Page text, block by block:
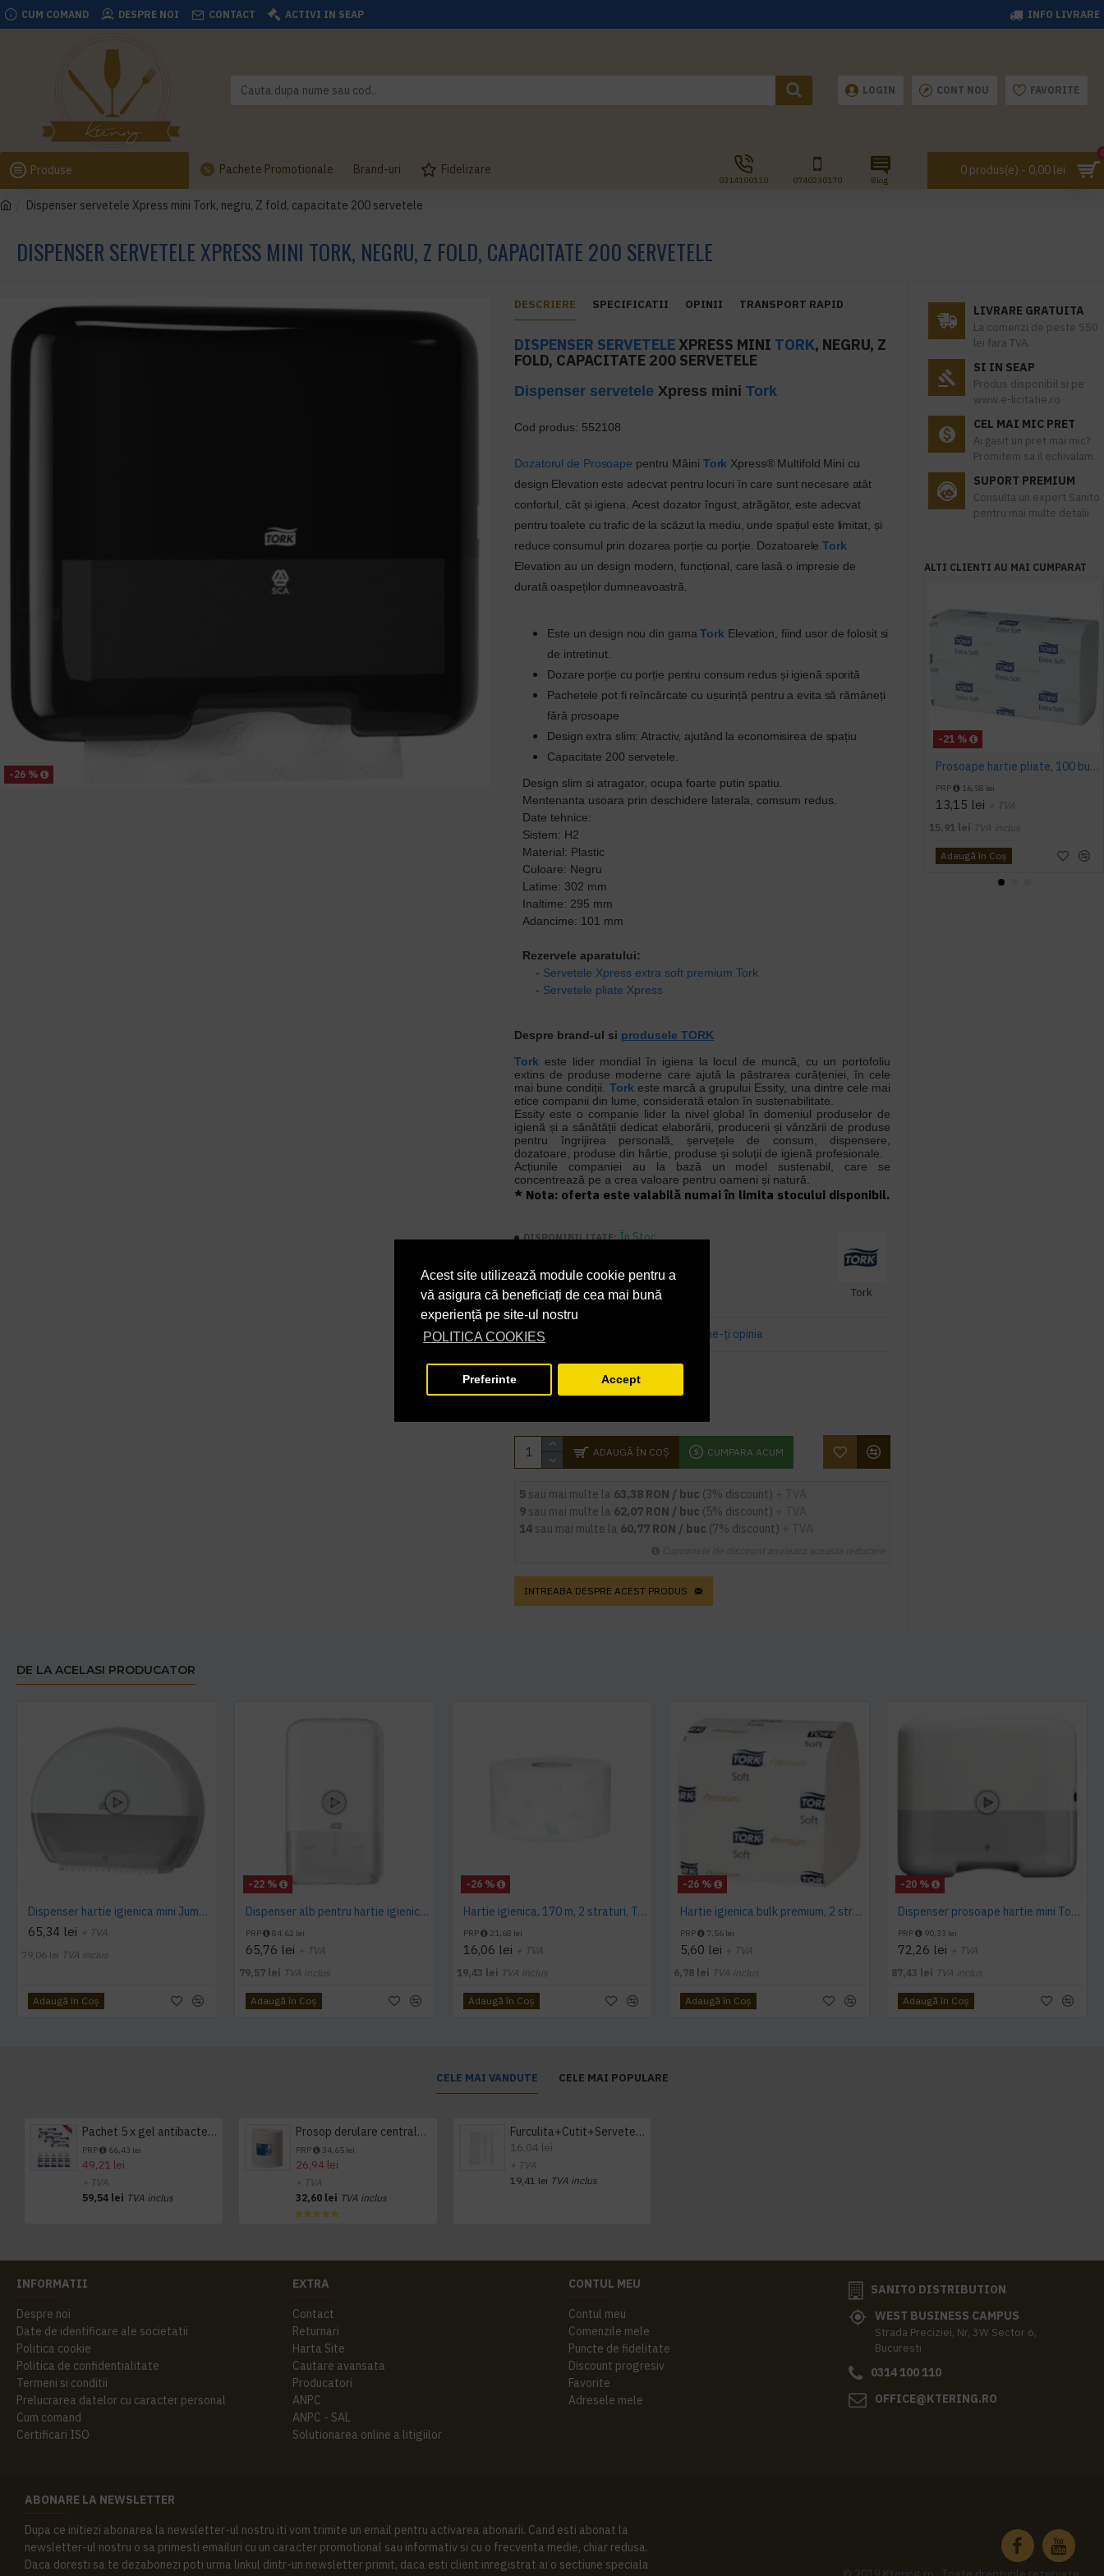
Acest site utilizează module cookie pentru a
vă asigura că beneficiați de cea mai bună
experiență pe site-ul nostru
POLITICA COOKIES
Preferinte Accept
CUM COMAND DESPRE NOI CONTACT ACTIVI IN SEAP INFO LIVRARE
LOGIN CONT NOU FAVORITE
Produse Pachete Promotionale Brand-uri Fidelizare
0314100110 0740230170 Blog
0 produs(e) - 0,00 lei
Dispenser servetele Xpress mini Tork, negru, Z fold, capacitate 200 servetele
DISPENSER SERVETELE XPRESS MINI TORK, NEGRU, Z FOLD, CAPACITATE 200 SERVETELE
-26 %
DESCRIERE SPECIFICATII OPINII TRANSPORT RAPID
DISPENSER SERVETELEXPRESS MINI TORK, NEGRU, Z
FOLD, CAPACITATE 200 SERVETELE
Dispenser servetele Xpress miniTork
Cod produs: 552108
Dozatorul de Prosoape pentru Mâini Tork Xpress® Multifold Mini cu
design Elevation este adecvat pentru locuri în care sunt necesare atât
confortul, cât și igiena. Acest dozator îngust, atrăgător, este adecvat
pentru toalete cu trafic de la scăzut la mediu, unde spațiul este limitat, și
reduce consumul prin dozarea porție cu porție. DozatoareleTork
Elevation au un design modern, funcțional, care lasă o impresie de
durată oaspeților dumneavoastră.
Este un design nou din gamaTork Elevation, fiind usor de folosit si
de intretinut.
Dozare porție cu porție pentru consum redus și igienă sporită
Pachetele pot fi reîncărcate cu ușurință pentru a evita să rămâneți
fără prosoape
Design extra slim: Atractiv, ajutând la economisirea de spațiu
Capacitate 200 servetele.
Design slim si atragator, ocupa foarte putin spatiu.
Mentenanta usoara prin deschidere laterala, comsum redus.
Date tehnice:
Sistem: H2
Material: Plastic
Culoare: Negru
Latime: 302 mm
Inaltime: 295 mm
Adancime: 101 mm
Rezervele aparatului:
- Servetele Xpress extra soft premium Tork
- Servetele pliate Xpress
Despre brand-ul si produsele TORK
Tork este lider mondial în igiena la locul de muncă, cu un portofoliu
extins de produse moderne care ajută la păstrarea curățeniei, în cele
mai bune condiții. Tork este marcă a grupului Essity, una dintre cele mai
etice companii din lume, considerată etalon în sustenabilitate.
Essity este o companie lider la nivel global în domeniul produselor de
igienă și a sănătății dedicat elaborării, producerii și vânzării de produse
pentru îngrijirea personală, șervețele de consum, dispensere,
dozatoare, produse din hârtie, produse și soluții de igienă profesionale.
Acțiunile companiei au la bază un model sustenabil, care se
concentrează pe a crea valoare pentru oameni și natură.
* Nota: oferta este valabilă numai în limita stocului disponibil.
DISPONIBILITATE: În Stoc
Tork
Spune-ţi opinia
PRP 88,21 lei
65,34 lei+ TVA
ADAUGĂ ÎN COŞ CUMPARA ACUM
5 sau mai multe la 63,38 RON / buc (3% discount)
9 sau mai multe la 62,07 RON / buc (5% discount)
14 sau mai multe la 60,77 RON / buc (7% discount)
INTREABA DESPRE ACEST PRODUS
LIVRARE GRATUITA
La comenzi de peste 550
lei fara TVA.
SI IN SEAP
Produs disponibil si pe
www.e-licitatie.ro
CEL MAI MIC PRET
Ai gasit un pret mai mic?
Promitem sa il echivalam.
SUPORT PREMIUM
Consulta un expert Sanito
pentru mai multe detalii
ALTI CLIENTI AU MAI CUMPARAT
-21 %
Prosoape hartie pliate, 100 buc / pachet, 2 straturi, 34 x 21 cm Tork Xpress Extra Soft
PRP 16,58 lei
13,15 lei + TVA
15,91 lei TVA inclus
Adaugă în Coş
DE LA ACELASI PRODUCATOR
Dispenser hartie igienica mini Jumbo Tork alb
65,34 lei + TVA
79,06 lei TVA inclus
Adaugă în Coş
-22 %
Dispenser alb pentru hartie igienica pliata, bulk, Tork
PRP 84,62 lei
65,76 lei + TVA
79,57 lei TVA inclus
Adaugă în Coş
-26 %
Hartie igienica, 170 m, 2 straturi, Tork
PRP 21,68 lei
16,06 lei + TVA
19,43 lei TVA inclus
Adaugă în Coş
-26 %
Hartie igienica bulk premium, 2 straturi 252 buc / pachet, Tork
PRP 7,56 lei
5,60 lei + TVA
6,78 lei TVA inclus
Adaugă în Coş
-20 %
Dispenser prosoape hartie mini Tork, V Fold, alb, capacitate 300 servetele
PRP 90,33 lei
72,26 lei + TVA
87,43 lei TVA inclus
Adaugă în Coş
CELE MAI VANDUTE CELE MAI POPULARE
Pachet 5 x gel antibacterian 50ml si 3 x Servetele antibacteriene 48 buc Hygienium
PRP 66,43 lei
49,21 lei
+ TVA
59,54 lei TVA inclus
Prosop derulare centrala 1 pliu, 300 m Tork
PRP 34,65 lei
26,94 lei
+ TVA
32,60 lei TVA inclus
Furculita+Cutit+Servetel 100buc/set
16,04 lei
+ TVA
19,41 lei TVA inclus
INFORMATII
Despre noi
Date de identificare ale societatii
Politica cookie
Politica de confidentialitate
Termeni si conditii
Prelucrarea datelor cu caracter personal
Cum comand
Certificari ISO
EXTRA
Contact
Returnari
Harta Site
Cautare avansata
Producatori
ANPC
ANPC - SAL
Solutionarea online a litigiilor
CONTUL MEU
Contul meu
Comenzile mele
Puncte de fidelitate
Discount progresiv
Favorite
Adresele mele
SANITO DISTRIBUTION
WEST BUSINESS CAMPUS
Strada Preciziei, Nr, 3W Sector 6,
Bucuresti
0314 100 110
OFFICE@KTERING.RO
ABONARE LA NEWSLETTER
Dupa ce initiezi abonarea la newsletter-ul nostru iti vom trimite un email pentru activarea abonarii. Cand esti abonat la
newsletter-ul nostru o sa primesti emailuri cu un caracter promotional sau informativ si cu o frecventa medie, chiar redusa.
Daca doresti sa te dezabonezi poti urma linkul dintr-un newsletter primit, daca esti client inregistrat ai o sectiune speciala